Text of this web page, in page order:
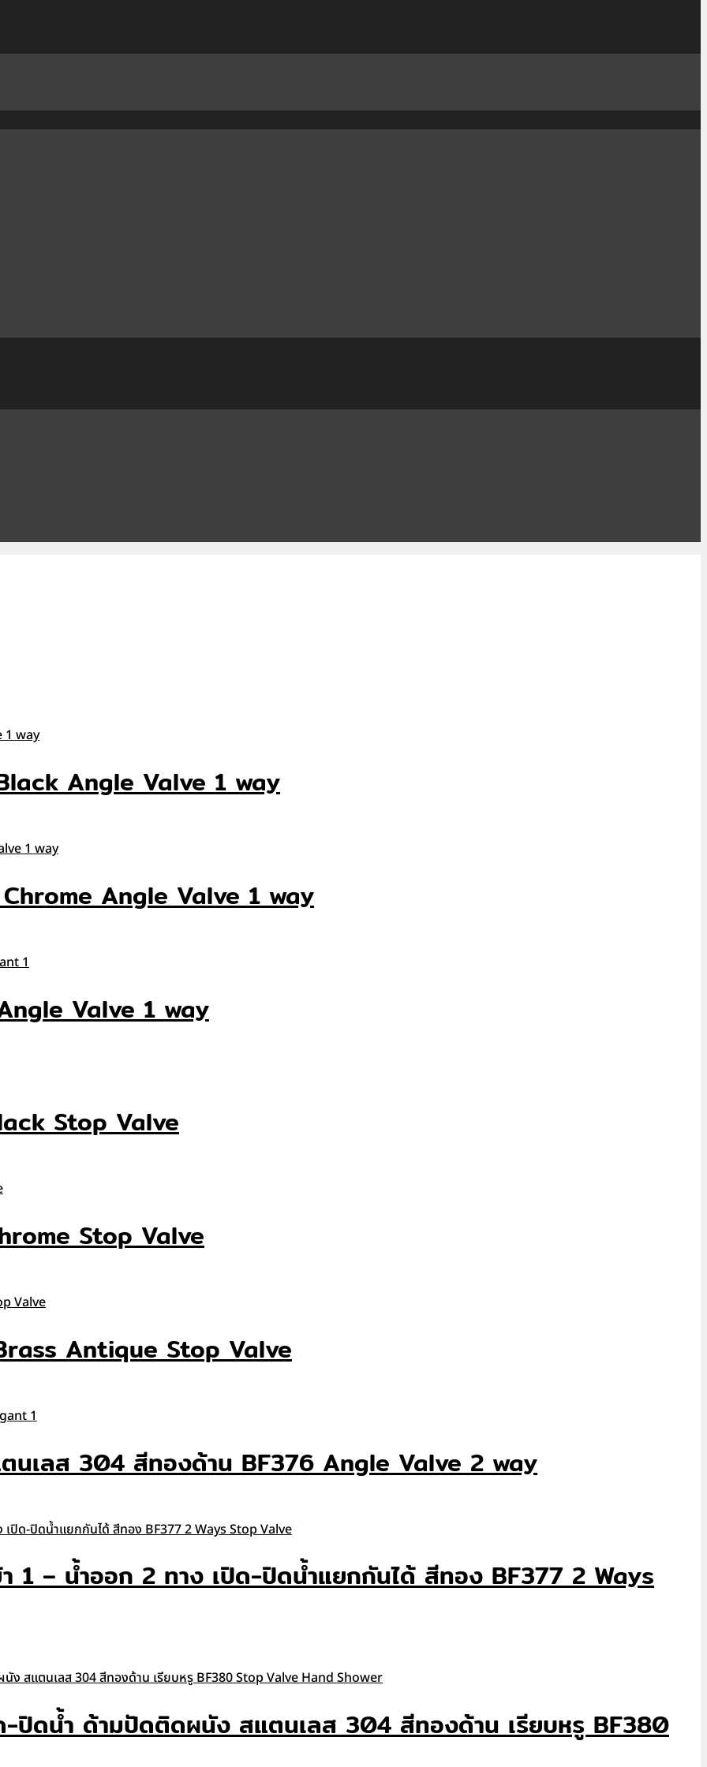
Angle Valve 1 way
Angle Valve 1 way
Valve 1 way
Stop Valve
Stop Valve
Antique Stop Valve
นเลส 304 สีทองด้าน BF376 Angle Valve 2 way
1 – น้ำออก 2 ทาง เปิด-ปิดน้ำแยกกันได้ สีทอง BF377 2 Ways
-ปิดน้ำ ด้ามปัดติดผนัง สแตนเลส 304 สีทองด้าน เรียบหรู BF380